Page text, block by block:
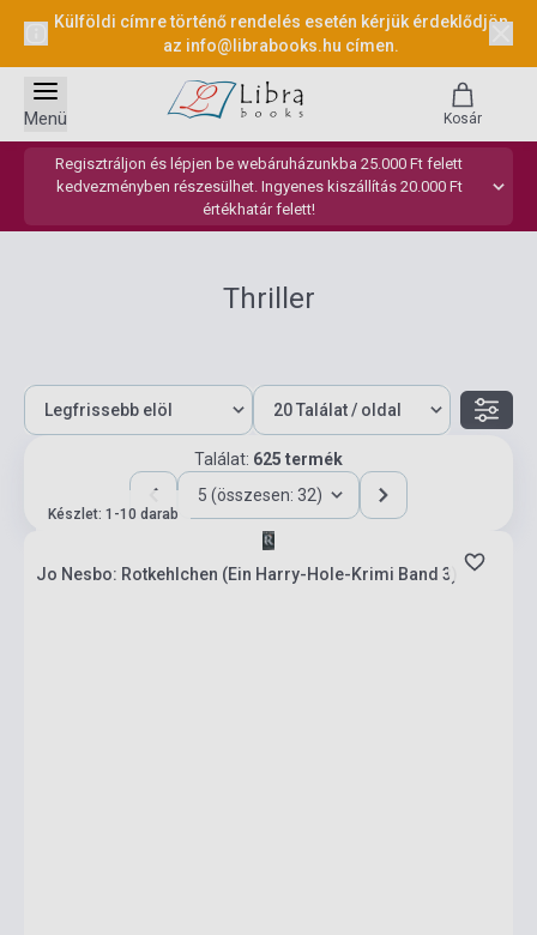
Külföldi címre történő rendelés esetén kérjük érdeklődjön
az info@librabooks.hu címen.
Regisztráljon és lépjen be webáruházunkba 25.000 Ft felett
kedvezményben részesülhet. Ingyenes kiszállítás 20.000 Ft
értékhatár felett!
Menü Kosár
Thriller
Találat: 625 termék
5 (összesen: 32)
Készlet: 1-10 darab
Jo Nesbo: Rotkehlchen (Ein Harry-Hole-Krimi Band 3)